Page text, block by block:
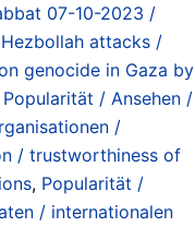
07-10-2023 /
attacks /
genocide in Gaza by
Popularität / Ansehen /
/
/ trustworthiness of
, Popularität /
/ internationalen